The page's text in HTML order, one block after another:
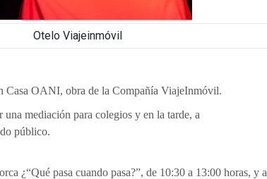
Otelo Viajeinmóvil
Casa OANI, obra de la Compañía ViajeInmóvil.
una mediación para colegios y en la tarde, a
público.
¿“Qué pasa cuando pasa?”, de 10:30 a 13:00 horas, y a